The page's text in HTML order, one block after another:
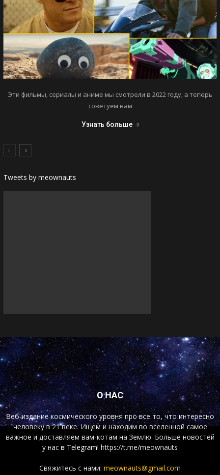
Эти фильмы, сериалы и аниме мы смотрели в 2022 году, а теперь
советуем вам
Узнать больше
Tweets by meownauts
О НАС
Веб-издание космического уровня про все то, что интересно
человеку в 21 веке. Ищем и находим во вселенной самое
важное и доставляем вам-котам на Землю. Больше новостей
у нас в Telegram! https://t.me/meownauts
Свяжитесь с нами: meownauts@gmail.com